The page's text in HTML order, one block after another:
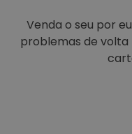
Venda o seu por
problemas de volta